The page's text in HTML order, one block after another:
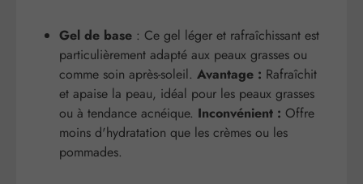
Gel de base : Ce gel léger et rafraîchissant est
particulièrement adapté aux peaux grasses ou
comme soin après-soleil. Avantage : Rafraîchit
et apaise la peau, idéal pour les peaux grasses
ou à tendance acnéique. Inconvénient : Offre
moins d'hydratation que les crèmes ou les
pommades.